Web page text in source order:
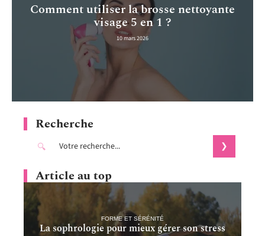
Comment utiliser la brosse nettoyante
visage 5 en 1 ?
10 mars 2026
Recherche
Article au top
FORME ET SÉRÉNITÉ
La sophrologie pour mieux gérer son stress